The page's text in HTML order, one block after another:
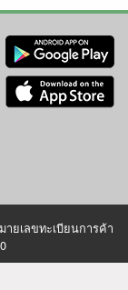
ายเลขทะเบียนการค้า